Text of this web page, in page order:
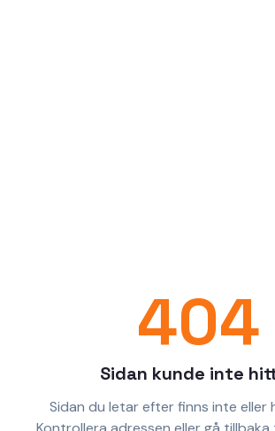
404
Sidan kunde inte
Sidan du letar efter finns inte eller